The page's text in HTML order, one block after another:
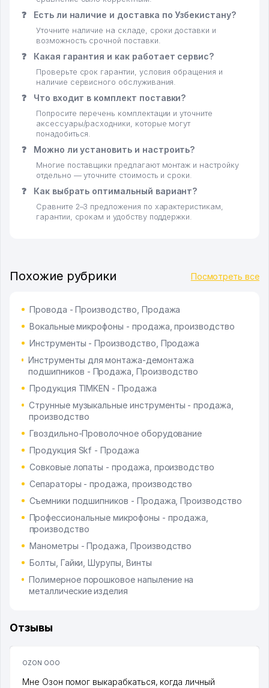
❓ Есть ли наличие и доставка по Узбекистану?
Уточните наличие на складе, сроки доставки и
возможность срочной поставки.
❓ Какая гарантия и как работает сервис?
Проверьте срок гарантии, условия обращения и
наличие сервисного обслуживания.
❓ Что входит в комплект поставки?
Попросите перечень комплектации и уточните
аксессуары/расходники, которые могут
понадобиться.
❓ Можно ли установить и настроить?
Многие поставщики предлагают монтаж и настройку
отдельно — уточните стоимость и сроки.
❓ Как выбрать оптимальный вариант?
Сравните 2–3 предложения по характеристикам,
гарантии, срокам и удобству поддержки.
Похожие рубрики Посмотреть все
Провода - Производство, Продажа
Вокальные микрофоны - продажа, производство
Инструменты - Производство, Продажа
Инструменты для монтажа-демонтажа
подшипников - Продажа, Производство
Продукция TIMKEN - Продажа
Струнные музыкальные инструменты - продажа,
производство
Гвоздильно-Проволочное оборудование
Продукция Skf - Продажа
Совковые лопаты - продажа, производство
Сепараторы - продажа, производство
Съемники подшипников - Продажа, Производство
Профессиональные микрофоны - продажа,
производство
Манометры - Продажа, Производство
Болты, Гайки, Шурупы, Винты
Полимерное порошковое напыление на
металлические изделия
Отзывы
OZON ООО
Мне Озон помог выкарабкаться, когда личный